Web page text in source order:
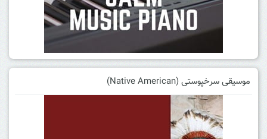
موسیقی سرخپوستی (Native American)